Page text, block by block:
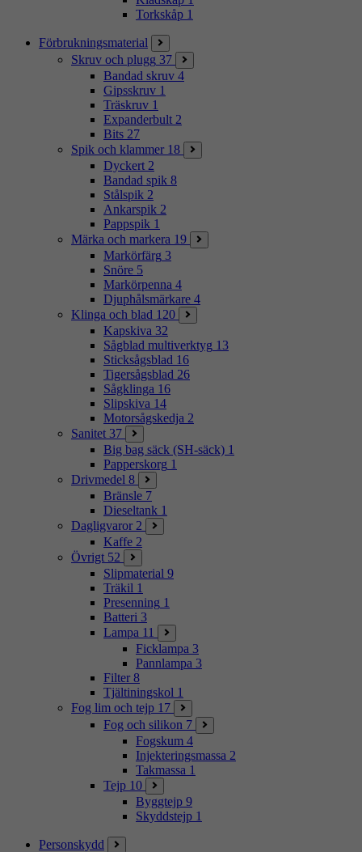
Torkskåp 1
Förbrukningsmaterial
Skruv och plugg 37
Bandad skruv 4
Gipsskruv 1
Träskruv 1
Expanderbult 2
Bits 27
Spik och klammer 18
Dyckert 2
Bandad spik 8
Stålspik 2
Ankarspik 2
Pappspik 1
Märka och markera 19
Markörfärg 3
Snöre 5
Markörpenna 4
Djuphålsmärkare 4
Klinga och blad 120
Kapskiva 32
Sågblad multiverktyg 13
Sticksågsblad 16
Tigersågsblad 26
Sågklinga 16
Slipskiva 14
Motorsågskedja 2
Sanitet 37
Big bag säck (SH-säck) 1
Papperskorg 1
Drivmedel 8
Bränsle 7
Dieseltank 1
Dagligvaror 2
Kaffe 2
Övrigt 52
Slipmaterial 9
Träkil 1
Presenning 1
Batteri 3
Lampa 11
Ficklampa 3
Pannlampa 3
Filter 8
Tjältiningskol 1
Fog lim och tejp 17
Fog och silikon 7
Fogskum 4
Injekteringsmassa 2
Takmassa 1
Tejp 10
Byggtejp 9
Skyddstejp 1
Personskydd